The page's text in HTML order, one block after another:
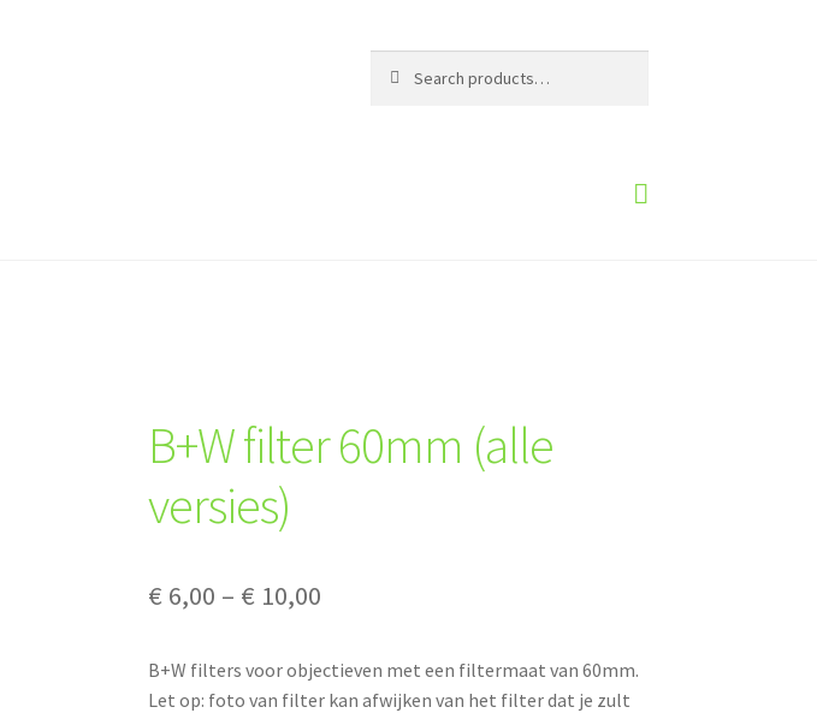
for:
B+W filter 60mm (alle
versies)
€ 6,00 – € 10,00Price
€ 6,00
B+W filters voor objectieven met een filtermaat van 60mm.
Let op: foto van filter kan afwijken van het filter dat je zult